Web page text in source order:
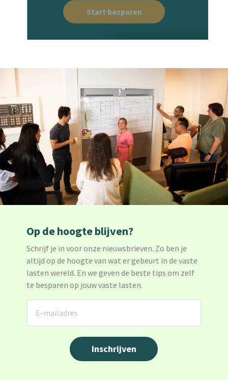
Start besparen
Op de hoogte blijven?
Schrijf je in voor onze nieuwsbrieven. Zo ben je
altijd op de hoogte van wat er gebeurt in de vaste
lasten wereld. En we geven de beste tips om zelf
te besparen op jouw vaste lasten.